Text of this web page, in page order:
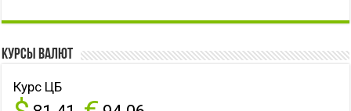
Курсы валют
Курс ЦБ